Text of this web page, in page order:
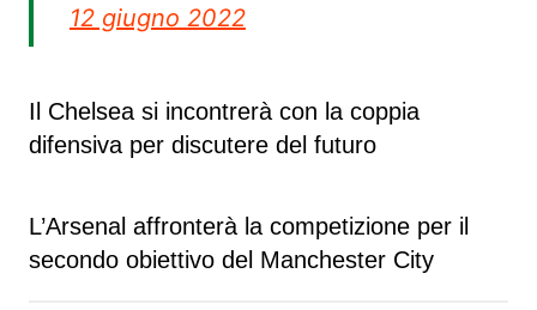
12 giugno 2022
Il Chelsea si incontrerà con la coppia
difensiva per discutere del futuro
L’Arsenal affronterà la competizione per il
secondo obiettivo del Manchester City